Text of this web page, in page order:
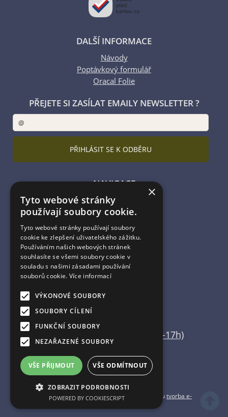
DALŠÍ INFORMACE
Návody
Poptávkový formulář
Oracal Folie
PŘEJETE SI ZASÍLAT EMAILY NEWSLETTER ?
NAVIGACE
Úvodní strana
Katalog zboží
Nákupní košík
Obchodní podmínky
Kontaktní informace
Odstoupení od smlouvy
ESHOP PROVOZUJE
Martin Vajda
+420 608 554 666 (pouze 15-17h)
info@home-deco.cz
Copyright ©home-deco.cz,provozováno na systémutvorba e-
×
Tyto webové stránky
používají soubory cookie.
Tyto webové stránky používají soubory
cookie ke zlepšení uživatelského zážitku.
Používáním našich webových stránek
souhlasíte se všemi soubory cookie v
souladu s našimi zásadami používání
souborů cookie. Více informací
VÝKONOVÉ SOUBORY
SOUBORY CÍLENÍ
FUNKČNÍ SOUBORY
NEZAŘAZENÉ SOUBORY
VŠE PŘIJMOUT VŠE ODMÍTNOUT
ZOBRAZIT PODROBNOSTI
POWERED BY COOKIESCRIPT